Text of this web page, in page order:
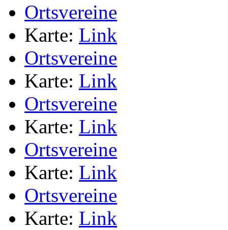
Ortsvereine
Karte: Link
Ortsvereine
Karte: Link
Ortsvereine
Karte: Link
Ortsvereine
Karte: Link
Ortsvereine
Karte: Link